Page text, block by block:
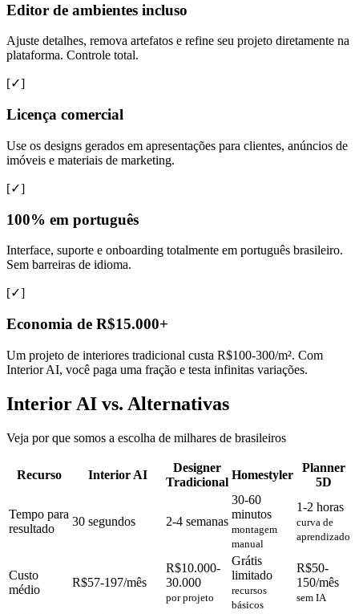
Editor de ambientes incluso
Ajuste detalhes, remova artefatos e refine seu projeto diretamente na
plataforma. Controle total.
[✓]
Licença comercial
Use os designs gerados em apresentações para clientes, anúncios de
imóveis e materiais de marketing.
[✓]
100% em português
Interface, suporte e onboarding totalmente em português brasileiro.
Sem barreiras de idioma.
[✓]
Economia de R$15.000+
Um projeto de interiores tradicional custa R$100-300/m². Com
Interior AI, você paga uma fração e testa infinitas variações.
Interior AI vs. Alternativas
Veja por que somos a escolha de milhares de brasileiros
Recurso Interior AI
Designer
Tradicional
Homestyler
Planner
5D
Tempo para
resultado
30 segundos 2-4 semanas
30-60
minutos
montagem
manual
1-2 horas
curva de
aprendizado
Custo
médio
R$57-197/mês
R$10.000-
30.000
por projeto
Grátis
limitado
recursos
básicos
R$50-
150/mês
sem IA